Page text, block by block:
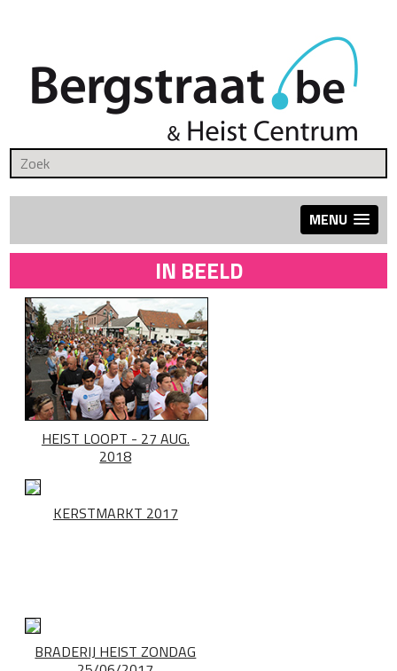
MENU
IN BEELD
HEIST LOOPT - 27 AUG.
2018
KERSTMARKT 2017
BRADERIJ HEIST ZONDAG